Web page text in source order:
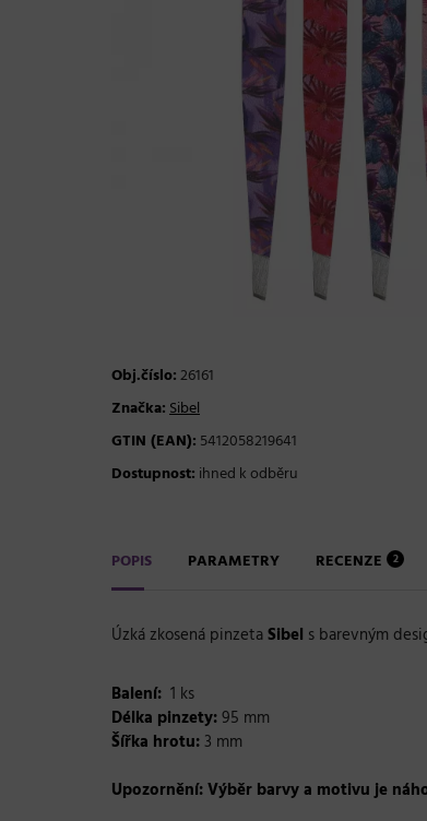
Obj.číslo:26161
Značka:Sibel
GTIN (EAN): 5412058219641
Dostupnost: ihned k odběru
POPIS PARAMETRY RECENZE 2
Úzká zkosená pinzetaSibel s barevným
Balení: 1 ks
Délka pinzety:95 mm
Šířka hrotu: 3 mm
Upozornění: Výběr barvy a motivu je